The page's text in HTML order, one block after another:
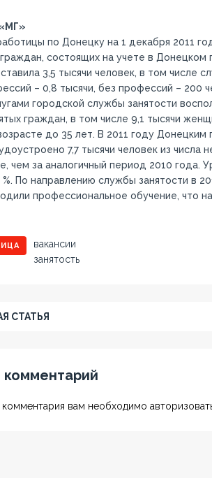
по Донецку на 1 декабря 2011
состоящих на учете в Донецком
3,5 тысячи человек, в том числе
– 0,8 тысячи, без профессий – 200
городской службы занятости
граждан, в том числе 9,1 тысячи
до 35 лет. В 2011 году Донецким
7,7 тысячи человек из числа
чем за аналогичный период 2010 года.
%. По направлению службы занятости в
профессиональное обучение, что
вакансии
занятость
СТАТЬЯ
комментарий
вам необходимо